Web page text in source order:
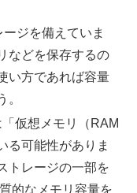
ジを備えていま
などを保存するの
い方であれば容量
。
仮想メモリ（RAM
る可能性がありま
トレージの一部を
的なメモリ容量を